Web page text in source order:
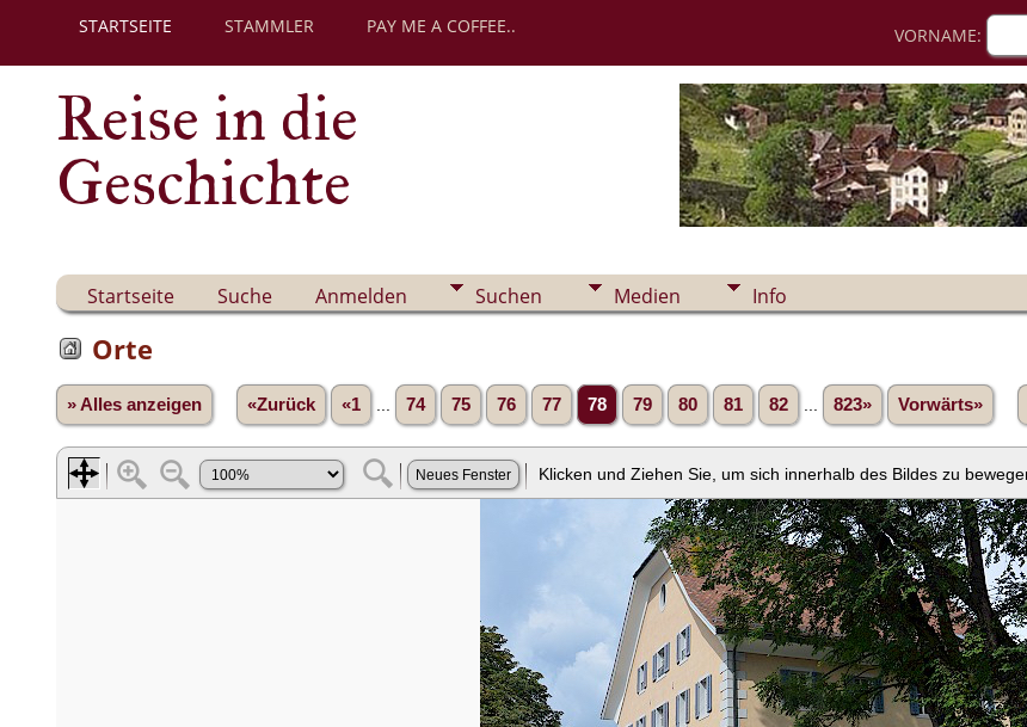
STARTSEITE STAMMLER PAY ME A COFFEE.. VORNAME:
Reise in die
Geschichte
Startseite Suche Anmelden Suchen Medien Info
Orte
» Alles anzeigen «Zurück «1 74 75 76 77 78 79 80 81 82 823» Vorwärts»